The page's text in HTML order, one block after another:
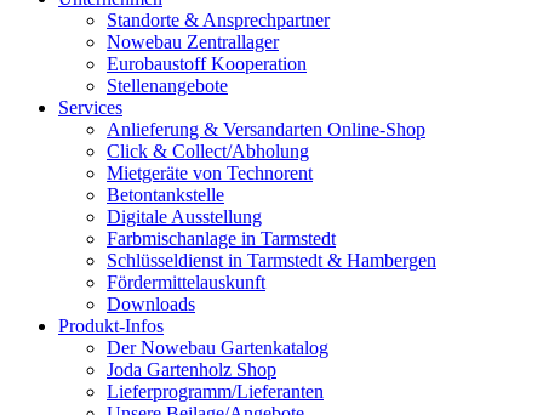
Standorte & Ansprechpartner
Nowebau Zentrallager
Eurobaustoff Kooperation
Stellenangebote
Services
Anlieferung & Versandarten Online-Shop
Click & Collect/Abholung
Mietgeräte von Technorent
Betontankstelle
Digitale Ausstellung
Farbmischanlage in Tarmstedt
Schlüsseldienst in Tarmstedt & Hambergen
Fördermittelauskunft
Downloads
Produkt-Infos
Der Nowebau Gartenkatalog
Joda Gartenholz Shop
Lieferprogramm/Lieferanten